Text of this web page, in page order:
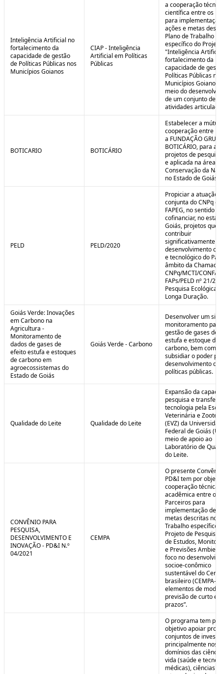
Inteligência Artificial no
fortalecimento da
capacidade de gestão
de Políticas Públicas nos
Municípios Goianos
CIAP - Inteligência
Artificial em Políticas
Públicas
a cooperação
científica entre os
para
ações e metas
Plano de Trabalho
específico do
"Inteligência
fortalecimento da
capacidade de
Políticas Públicas
Municípios
meio do
de um conjunto de
atividades
BOTICARIO BOTICÁRIO
Estabelecer a
cooperação entre
a FUNDAÇÃO
BOTICÁRIO, para
projetos de
e aplicada na área
Conservação da
no Estado de Goiás.
PELD PELD/2020
Propiciar a atuação
conjunta do CNPq e
FAPEG, no sentido
cofinanciar, no
Goiás, projetos que
contribuir
significativamente
desenvolvimento
e tecnológico do
âmbito da Chamada
CNPq/MCTI/
FAPs/PELD nº 21/
Pesquisa Ecológica
Longa Duração.
Goiás Verde: Inovações
em Carbono na
Agricultura -
Monitoramento de
dados de gases de
efeito estufa e estoques
de carbono em
agroecossistemas do
Estado de Goiás
Goiás Verde - Carbono
Desenvolver um
monitoramento
gestão de gases
estufa e estoque de
carbono, bem como
subsidiar o poder
desenvolvimento de
políticas públicas.
Qualidade do Leite Qualidade do Leite
Expansão da
pesquisa e
tecnologia pela
Veterinária e
(EVZ) da
Federal de Goiás
meio de apoio ao
Laboratório de
do Leite.
CONVÊNIO PARA
PESQUISA,
DESENVOLVIMENTO E
INOVAÇÃO - PD&I N.º
04/2021
CEMPA
O presente
PD&I tem por
cooperação técnica
acadêmica entre os
Parceiros para
implementação de
metas descritas no
Trabalho específico
Projeto de
de Estudos,
e Previsões
foco no
socioe-conômico
sustentável do
brasileiro (CEMPA-
elementos de
previsão de curto e
prazos”.
O programa tem
objetivo apoiar
conjuntos de
principalmente nos
domínios das
vida (saúde e
médicas), ciências